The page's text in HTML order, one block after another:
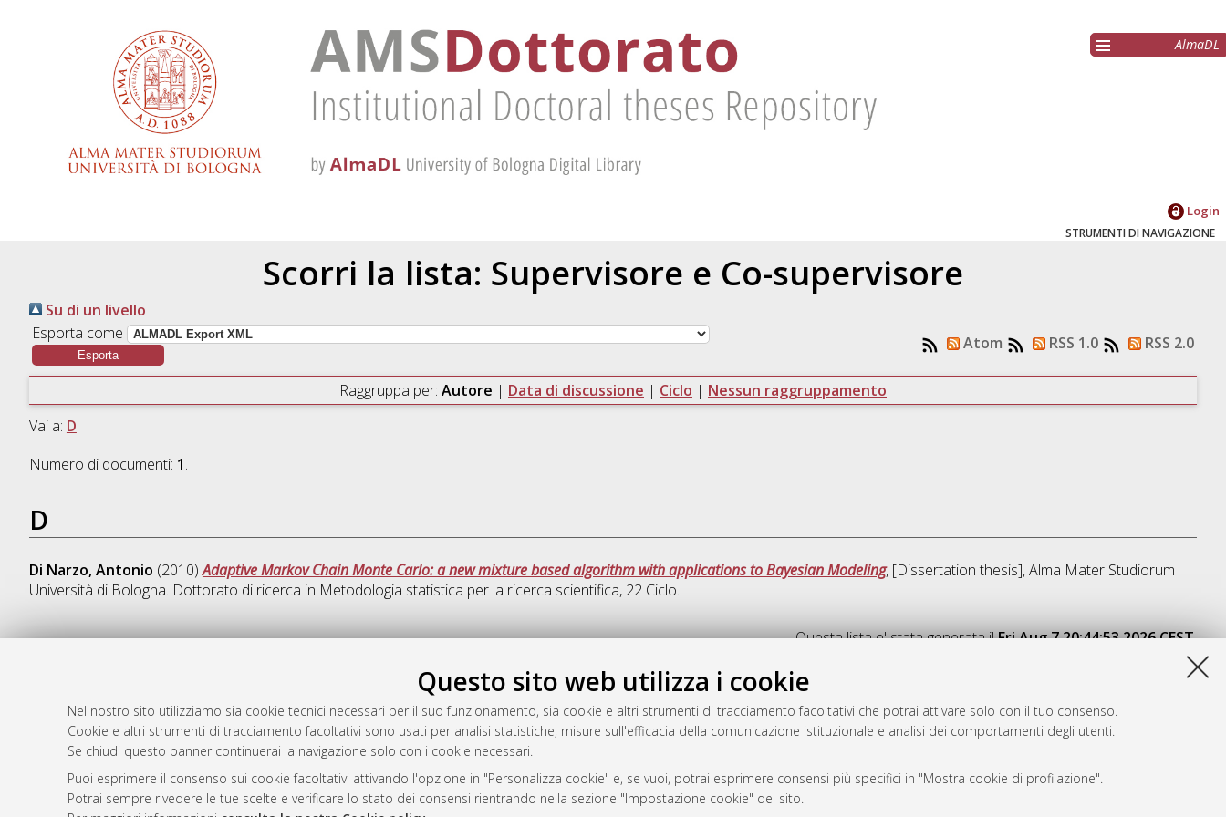
Questo sito web utilizza i cookie
Nel nostro sito utilizziamo sia cookie tecnici necessari per il suo funzionamento, sia cookie e altri strumenti di tracciamento facoltativi che potrai attivare solo con il tuo consenso.
Cookie e altri strumenti di tracciamento facoltativi sono usati per analisi statistiche, misure sull'efficacia della comunicazione istituzionale e analisi dei comportamenti degli utenti.
Se chiudi questo banner continuerai la navigazione solo con i cookie necessari.
Puoi esprimere il consenso sui cookie facoltativi attivando l'opzione in "Personalizza cookie" e, se vuoi, potrai esprimere consensi più specifici in "Mostra cookie di profilazione".
Potrai sempre rivedere le tue scelte e verificare lo stato dei consensi rientrando nella sezione "Impostazione cookie" del sito.
AlmaDL
Login
STRUMENTI DI NAVIGAZIONE
Scorri la lista: Supervisore e Co-supervisore
Su di un livello
Esporta come
Atom RSS 1.0 RSS 2.0
Raggruppa per: Autore | Data di discussione | Ciclo | Nessun raggruppamento
Vai a: D
Numero di documenti: 1.
D
Di Narzo, Antonio (2010)Adaptive Markov Chain Monte Carlo: a new mixture based algorithm with applications to Bayesian Modeling, [Dissertation thesis], Alma Mater Studiorum
Università di Bologna. Dottorato di ricerca in Metodologia statistica per la ricerca scientifica, 22 Ciclo.
Questa lista e' stata generata ilFri Aug 7 20:44:53 2026 CEST.
Rss 1.0
Rss 2.0
AMS Dottorato
ISSN: 2038-7946
Servizio implementato e gestito daAlmaDL
Impostazioni Cookie
Informativa sulla privacy
Condizioni d’uso del sito